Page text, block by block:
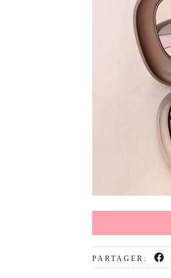
PARTAGER: